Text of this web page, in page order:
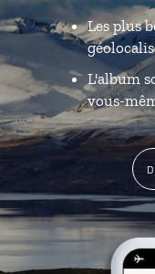
Les plus
L'album
vous-